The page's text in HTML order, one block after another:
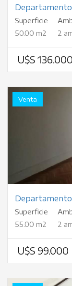
Departamento
Superficie
50.00 m2
2
U$S 136.000
Venta
Departamento
Superficie
55.00 m2
2
U$S 99.000